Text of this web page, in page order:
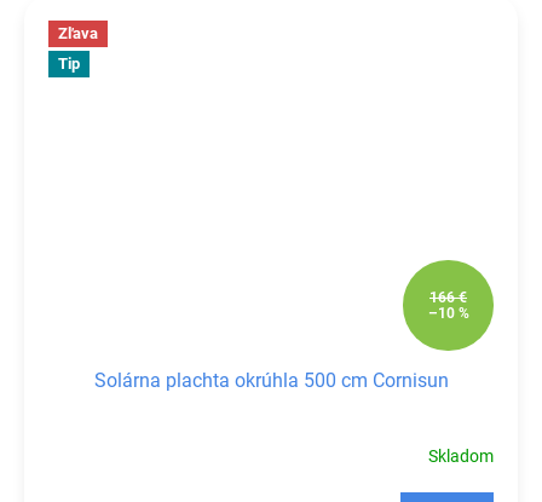
Zľava
Tip
166 €
–10 %
Solárna plachta okrúhla 500 cm Cornisun
Skladom